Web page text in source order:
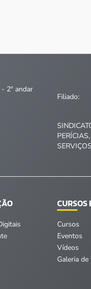
2º andar
Filiado:
CURSOS
Cursos
Eventos
Vídeos
Galeria